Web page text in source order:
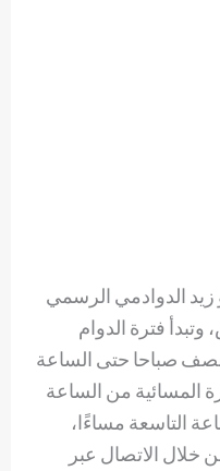
الدوادمي الرسمي
فترة الدوام
صباحا حتى الساعة
المسائية من الساعة
التاسعة مساءًا،
خلال الاتصال عبر